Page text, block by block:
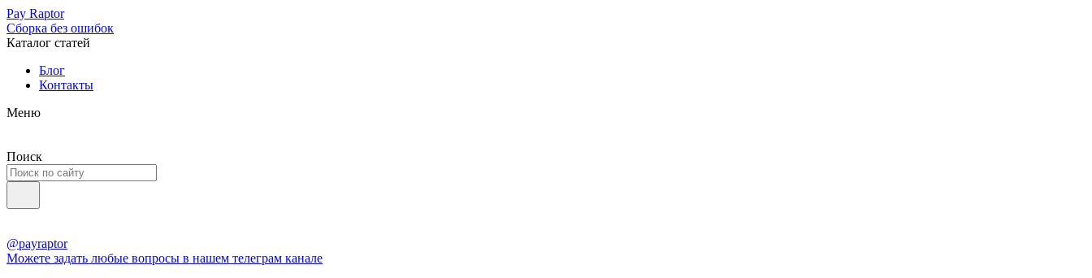
Pay Raptor
Сборка без ошибок
Каталог статей
Блог
Контакты
Меню
Поиск
@payraptor
Можете задать любые вопросы в нашем телеграм канале